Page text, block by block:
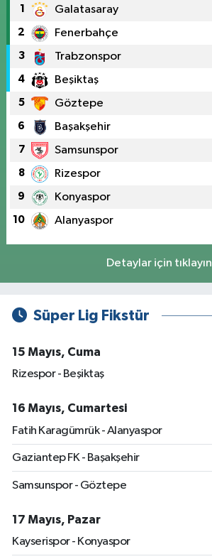
1 Galatasaray
2 Fenerbahçe
3 Trabzonspor
4 Beşiktaş
5 Göztepe
6 Başakşehir
7 Samsunspor
8 Rizespor
9 Konyaspor
10 Alanyaspor
Detaylar için tıklayın
Süper Lig Fikstür
15 Mayıs, Cuma
Rizespor - Beşiktaş
16 Mayıs, Cumartesi
Fatih Karagümrük - Alanyaspor
Gaziantep FK - Başakşehir
Samsunspor - Göztepe
17 Mayıs, Pazar
Kayserispor - Konyaspor